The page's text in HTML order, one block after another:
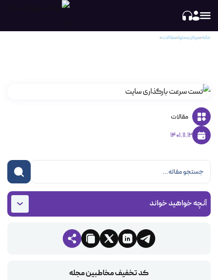
خانه مرکز محتوا مقالات
مقالات
1401.11.12
آنچه خواهید خواند
کد تخفیف مخاطبین مجله